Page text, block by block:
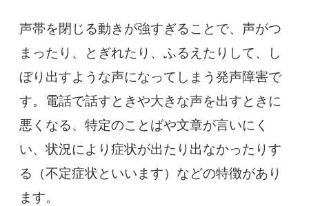
声帯を閉じる動きが強すぎることで、声がつ
まったり、とぎれたり、ふるえたりして、し
ぼり出すような声になってしまう発声障害で
す。電話で話すときや大きな声を出すときに
悪くなる、特定のことばや文章が言いにく
い、状況により症状が出たり出なかったりす
る（不定症状といいます）などの特徴があり
ます。